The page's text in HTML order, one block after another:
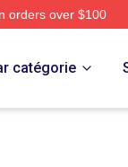
orders over $100
catégorie